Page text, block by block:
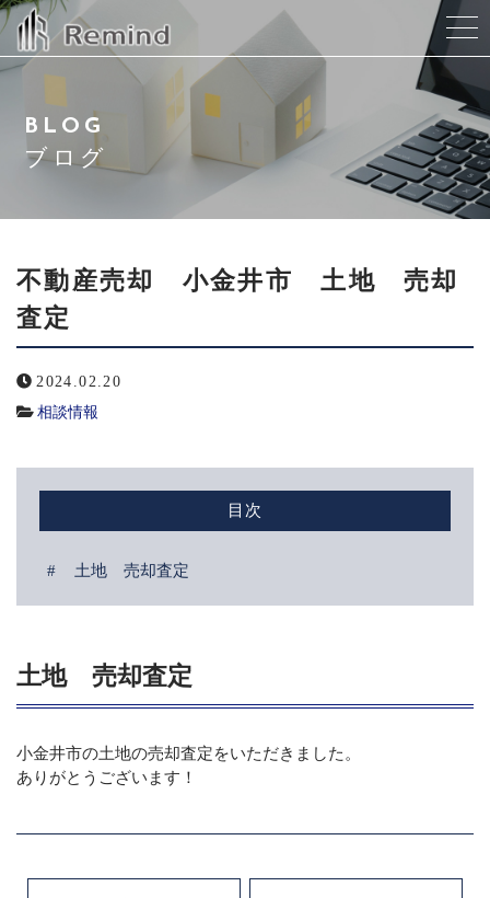
スタッフ紹介
会社概要
よくある質問
ブログ
CONTACT
お電話での受付
042-312-0882
受付時間：9:30〜18:30（定休：水曜・日曜）
BLOG
ブログ
不動産売却 小金井市 土地 売却
査定
2024.02.20
相談情報
目次
土地 売却査定
土地 売却査定
小金井市の土地の売却査定をいただきました。
ありがとうございます！